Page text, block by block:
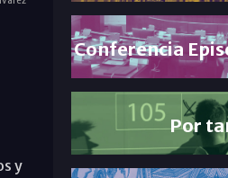
y
Conferencia
Por